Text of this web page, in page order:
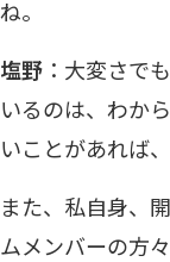
ね。
塩野 ：大変さで
いるのは、わか
いことがあれば
また、私自身、
ムメンバーの方